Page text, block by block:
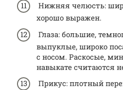
Нижняя челюсть:
хорошо выражен.
Глаза: большие,
выпуклые, широко
с носом. Раскосые,
навыкате считаются
Прикус: плотный